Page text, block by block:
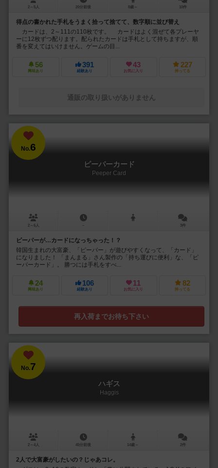
2～5人 20分前後 8歳～ 10件
得点の書かれた手札をうまく拾って捨てて、数字順に並び替え
カードは、2～111の110枚です。 カードはよく混ぜて各プレーヤ
ーに12枚ずつ配ります。配られたカードは手札として持ちますが、順
番を変えてはいけません。ゲームの目...
56
興味あり
391
経験あり
43
お気に入り
227
持ってる
通販の取り扱いがありません
No.6
ピーパーカード
Peeper Card
2～6人 － 3件
ピーパーが…カードになっちゃった！？
韓国生まれの大富豪、「ピーパー」が遊びやすくなって、「カード」
になりました！ 「まんまる」さん製作の「持ち運びに便利」な、「ピ
ーパーカード」。 勝つには手札をすべ...
24
興味あり
106
経験あり
11
お気に入り
82
持ってる
再入荷までお待ち下さい
No.7
ハギス
Haggis
2～4人 45分前後 14歳～ 2件
2人で大富豪がしたいの？じゃあコレ。